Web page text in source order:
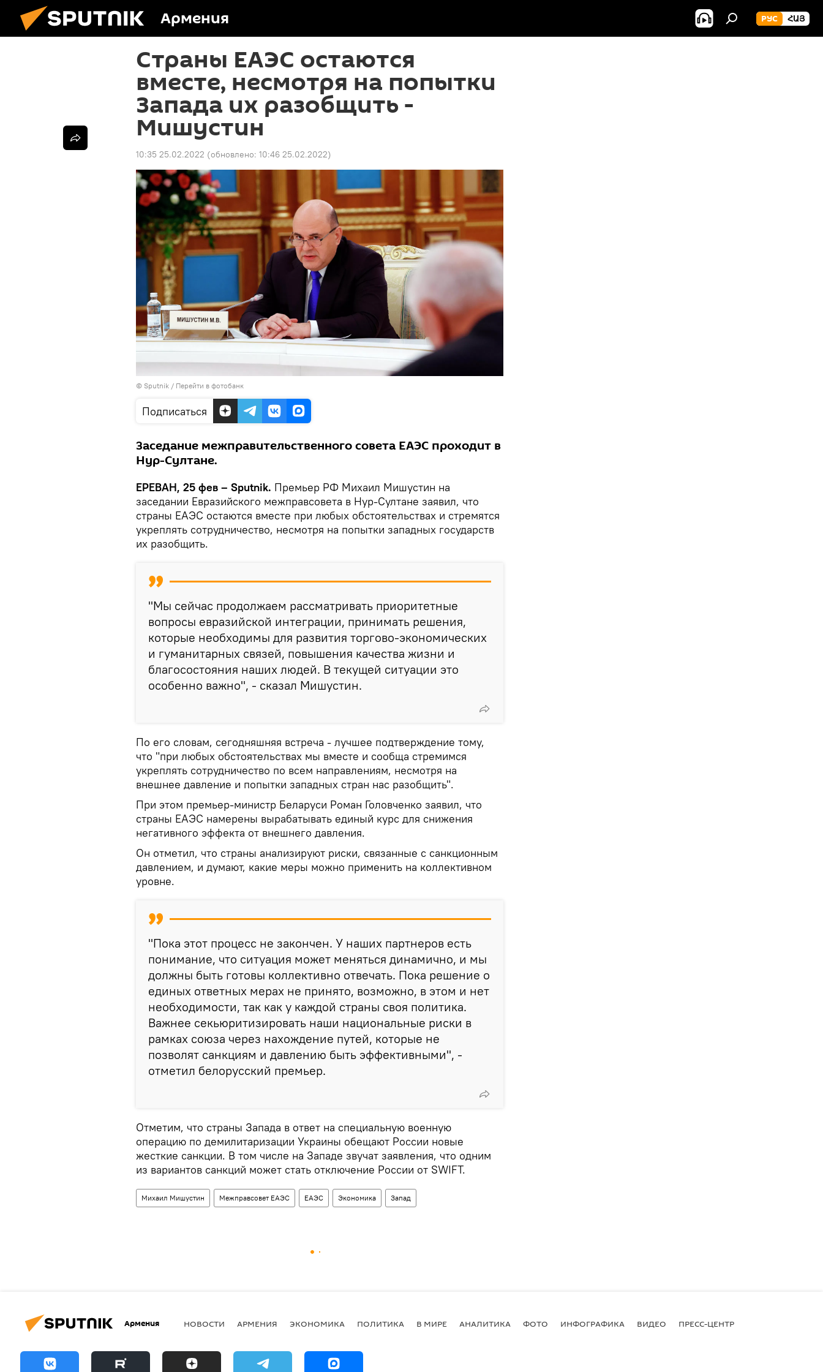
Армения РУС ՀԱՅ
Страны ЕАЭС остаются
вместе, несмотря на попытки
Запада их разобщить -
Мишустин
10:35 25.02.2022 (обновлено: 10:46 25.02.2022)
© Sputnik / Перейти в фотобанк
Подписаться
Заседание межправительственного совета ЕАЭС проходит в
Нур-Султане.
ЕРЕВАН, 25 фев – Sputnik. Премьер РФ Михаил Мишустин на
заседании Евразийского межправсовета в Нур-Султане заявил, что
страны ЕАЭС остаются вместе при любых обстоятельствах и стремятся
укреплять сотрудничество, несмотря на попытки западных государств
их разобщить.
"Мы сейчас продолжаем рассматривать приоритетные
вопросы евразийской интеграции, принимать решения,
которые необходимы для развития торгово-экономических
и гуманитарных связей, повышения качества жизни и
благосостояния наших людей. В текущей ситуации это
особенно важно", - сказал Мишустин.
По его словам, сегодняшняя встреча - лучшее подтверждение тому,
что "при любых обстоятельствах мы вместе и сообща стремимся
укреплять сотрудничество по всем направлениям, несмотря на
внешнее давление и попытки западных стран нас разобщить".
При этом премьер-министр Беларуси Роман Головченко заявил, что
страны ЕАЭС намерены вырабатывать единый курс для снижения
негативного эффекта от внешнего давления.
Он отметил, что страны анализируют риски, связанные с санкционным
давлением, и думают, какие меры можно применить на коллективном
уровне.
"Пока этот процесс не закончен. У наших партнеров есть
понимание, что ситуация может меняться динамично, и мы
должны быть готовы коллективно отвечать. Пока решение о
единых ответных мерах не принято, возможно, в этом и нет
необходимости, так как у каждой страны своя политика.
Важнее секьюритизировать наши национальные риски в
рамках союза через нахождение путей, которые не
позволят санкциям и давлению быть эффективными", -
отметил белорусский премьер.
Отметим, что страны Запада в ответ на специальную военную
операцию по демилитаризации Украины обещают России новые
жесткие санкции. В том числе на Западе звучат заявления, что одним
из вариантов санкций может стать отключение России от SWIFT.
Михаил Мишустин Межправсовет ЕАЭС ЕАЭС Экономика Запад
Армения НОВОСТИ АРМЕНИЯ ЭКОНОМИКА ПОЛИТИКА В МИРЕ АНАЛИТИКА ФОТО ИНФОГРАФИКА ВИДЕО ПРЕСС-ЦЕНТР